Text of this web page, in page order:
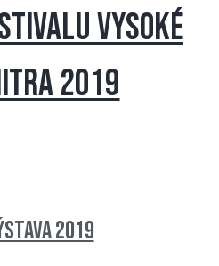
VYSOKÉ
2019
2019